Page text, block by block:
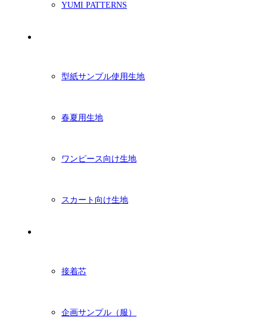
YUMI PATTERNS
型紙サンプル使用生地
春夏用生地
ワンピース向け生地
スカート向け生地
接着芯
企画サンプル（服）